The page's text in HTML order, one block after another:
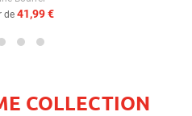
de 41,99 €
COLLECTION